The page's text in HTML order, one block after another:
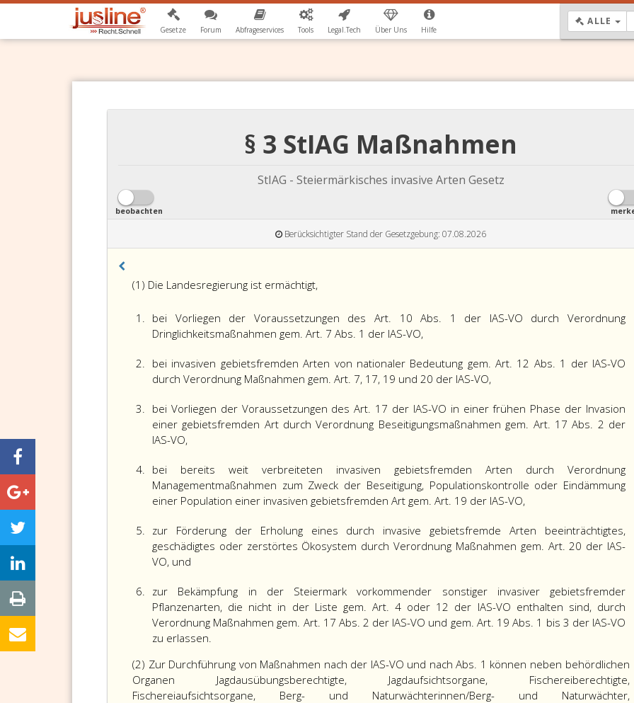
Gesetze Forum Abfrageservices Tools Legal.Tech Über Uns Hilfe
ALLE
§ 3 StIAG Maßnahmen
StIAG - Steiermärkisches invasive Arten Gesetz
beobachten
Berücksichtigter Stand der Gesetzgebung: 07.08.2026
(1) Die Landesregierung ist ermächtigt,
1. bei Vorliegen der Voraussetzungen des Art. 10 Abs. 1 der IAS-VO durch Verordnung
Dringlichkeitsmaßnahmen gem. Art. 7 Abs. 1 der IAS-VO,
2. bei invasiven gebietsfremden Arten von nationaler Bedeutung gem. Art. 12 Abs. 1 der IAS-VO
durch Verordnung Maßnahmen gem. Art. 7, 17, 19 und 20 der IAS-VO,
3. bei Vorliegen der Voraussetzungen des Art. 17 der IAS-VO in einer frühen Phase der Invasion
einer gebietsfremden Art durch Verordnung Beseitigungsmaßnahmen gem. Art. 17 Abs. 2 der
IAS-VO,
4. bei bereits weit verbreiteten invasiven gebietsfremden Arten durch Verordnung
Managementmaßnahmen zum Zweck der Beseitigung, Populationskontrolle oder Eindämmung
einer Population einer invasiven gebietsfremden Art gem. Art. 19 der IAS-VO,
5. zur Förderung der Erholung eines durch invasive gebietsfremde Arten beeinträchtigtes,
geschädigtes oder zerstörtes Ökosystem durch Verordnung Maßnahmen gem. Art. 20 der IAS-
VO, und
6. zur Bekämpfung in der Steiermark vorkommender sonstiger invasiver gebietsfremder
Pflanzenarten, die nicht in der Liste gem. Art. 4 oder 12 der IAS-VO enthalten sind, durch
Verordnung Maßnahmen gem. Art. 17 Abs. 2 der IAS-VO und gem. Art. 19 Abs. 1 bis 3 der IAS-VO
zu erlassen.
(2) Zur Durchführung von Maßnahmen nach der IAS-VO und nach Abs. 1 können neben behördlichen
Organen Jagdausübungsberechtigte, Jagdaufsichtsorgane, Fischereiberechtigte,
Fischereiaufsichtsorgane, Berg- und Naturwächterinnen/Berg- und Naturwächter,